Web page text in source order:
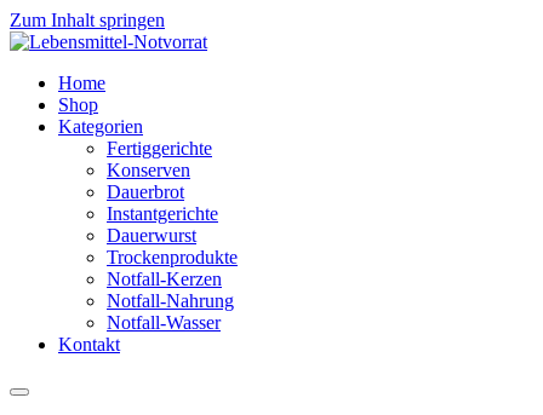
Zum Inhalt springen
Home
Shop
Kategorien
Fertiggerichte
Konserven
Dauerbrot
Instantgerichte
Dauerwurst
Trockenprodukte
Notfall-Kerzen
Notfall-Nahrung
Notfall-Wasser
Kontakt